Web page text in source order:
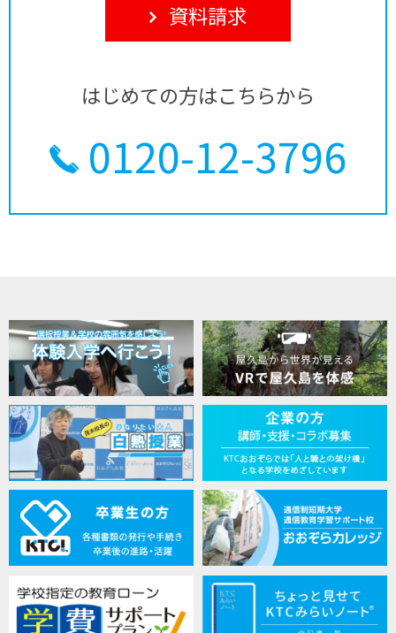
資料請求
はじめての方はこちらから
0120-12-3796